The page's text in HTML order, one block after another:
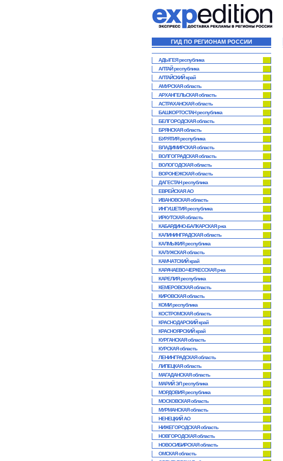
ГИД ПО РЕГИОНАМ РОССИИ
АДЫГЕЯ республика
АЛТАЙ республика
АЛТАЙСКИЙ край
АМУРСКАЯ область
АРХАНГЕЛЬСКАЯ область
АСТРАХАНСКАЯ область
БАШКОРТОСТАН республика
БЕЛГОРОДСКАЯ область
БРЯНСКАЯ область
БУРЯТИЯ республика
ВЛАДИМИРСКАЯ область
ВОЛГОГРАДСКАЯ область
ВОЛОГОДСКАЯ область
ВОРОНЕЖСКАЯ область
ДАГЕСТАН республика
ЕВРЕЙСКАЯ АО
ИВАНОВСКАЯ область
ИНГУШЕТИЯ республика
ИРКУТСКАЯ область
КАБАРДИНО-БАЛКАРСКАЯ р-ка
КАЛИНИНГРАДСКАЯ область
КАЛМЫКИЯ республика
КАЛУЖСКАЯ область
КАМЧАТСКИЙ край
КАРАЧАЕВО-ЧЕРКЕССКАЯ р-ка
КАРЕЛИЯ республика
КЕМЕРОВСКАЯ область
КИРОВСКАЯ область
КОМИ республика
КОСТРОМСКАЯ область
КРАСНОДАРСКИЙ край
КРАСНОЯРСКИЙ край
КУРГАНСКАЯ область
КУРСКАЯ область
ЛЕНИНГРАДСКАЯ область
ЛИПЕЦКАЯ область
МАГАДАНСКАЯ область
МАРИЙ ЭЛ республика
МОРДОВИЯ республика
МОСКОВСКАЯ область
МУРМАНСКАЯ область
НЕНЕЦКИЙ АО
НИЖЕГОРОДСКАЯ область
НОВГОРОДСКАЯ область
НОВОСИБИРСКАЯ область
ОМСКАЯ область